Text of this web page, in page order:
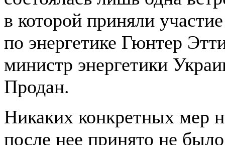
в которой приняли
по энергетике Гюнтер
министр энергетики
Продан.
Никаких конкретных мер
после нее принято не